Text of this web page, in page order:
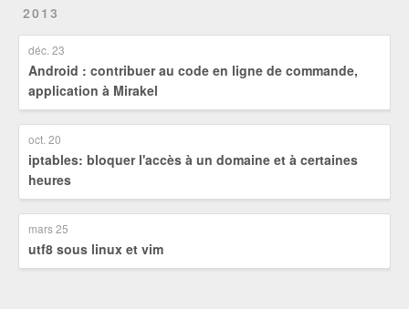
2013
déc. 23
Android : contribuer au code en ligne de commande,
application à Mirakel
oct. 20
iptables: bloquer l'accès à un domaine et à certaines
heures
mars 25
utf8 sous linux et vim